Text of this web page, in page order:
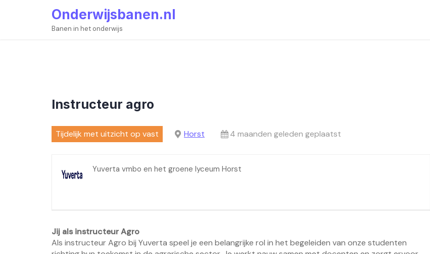
Onderwijsbanen.nl
Banen in het onderwijs
Instructeur agro
Tijdelijk met uitzicht op vast Horst 4 maanden geleden geplaatst
Yuverta vmbo en het groene lyceum Horst
Jij als instructeur Agro
Als instructeur Agro bij Yuverta speel je een belangrijke rol in het begeleiden van onze studenten